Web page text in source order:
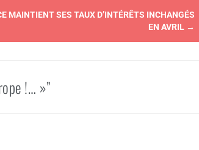
MAINTIENT SES TAUX D’INTÉRÊTS INCHANGÉS
EN AVRIL →
!… »”